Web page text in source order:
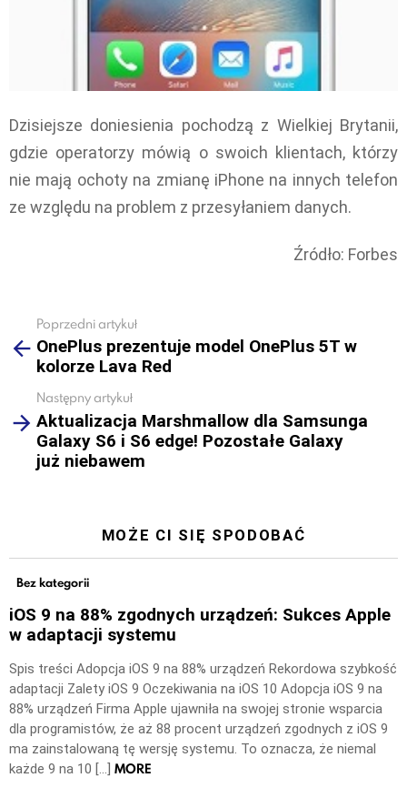
Dzisiejsze doniesienia pochodzą z Wielkiej Brytanii,
gdzie operatorzy mówią o swoich klientach, którzy
nie mają ochoty na zmianę iPhone na innych telefon
ze względu na problem z przesyłaniem danych.
Źródło: Forbes
more
Poprzedni artykuł
OnePlus prezentuje model OnePlus 5T w
kolorze Lava Red
Następny artykuł
Aktualizacja Marshmallow dla Samsunga
Galaxy S6 i S6 edge! Pozostałe Galaxy
już niebawem
MOŻE CI SIĘ SPODOBAĆ
Bez kategorii
iOS 9 na 88% zgodnych urządzeń: Sukces Apple
w adaptacji systemu
Spis treści Adopcja iOS 9 na 88% urządzeń Rekordowa szybkość
adaptacji Zalety iOS 9 Oczekiwania na iOS 10 Adopcja iOS 9 na
88% urządzeń Firma Apple ujawniła na swojej stronie wsparcia
dla programistów, że aż 88 procent urządzeń zgodnych z iOS 9
ma zainstalowaną tę wersję systemu. To oznacza, że niemal
każde 9 na 10 […] MORE